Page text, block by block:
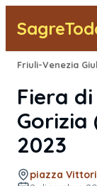
Segnala una
Tutte le Sagre
Vicino a Me
Friuli-Venezia
Fiera
Gorizia
2023
piazza